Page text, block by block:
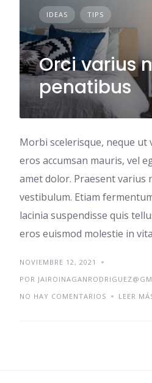
IDEAS TIPS
Orci varius
penatibus
Morbi scelerisque, neque ut
eros accumsan mauris, vel
amet dolor. Praesent varius
vestibulum. Etiam
lacinia suspendisse quis
eros euismod molestie in
NOVIEMBRE 12, 2021
POR
NO HAY COMENTARIOS
LEER